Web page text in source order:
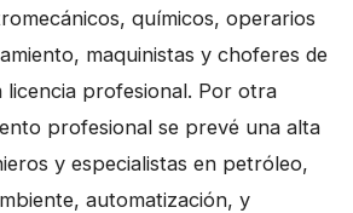
químicos, operarios
maquinistas y choferes de
licencia profesional. Por otra
profesional se prevé una alta
y especialistas en petróleo,
automatización, y